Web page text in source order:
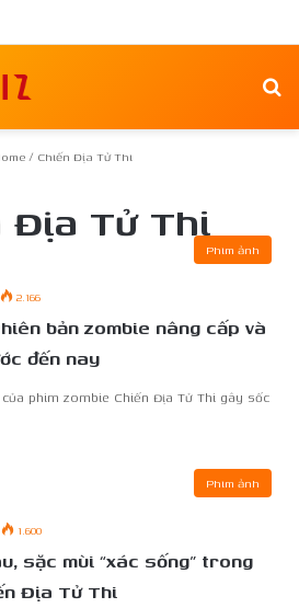
/ Chiến Địa Tử Thi
Địa Tử Thi
Phim ảnh
2.166
bản zombie nâng cấp và
đến nay
phim zombie Chiến Địa Tử Thi gây sốc
Phim ảnh
1.600
sặc mùi “xác sống” trong
Địa Tử Thi